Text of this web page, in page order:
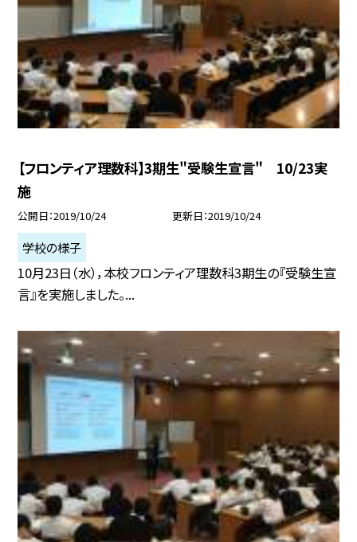
【フロンティア理数科】3期生"受験生宣言" 10/23実
施
公開日 2019/10/24 更新日 2019/10/24
学校の様子
10月23日（水），本校フロンティア理数科3期生の『受験生宣
言』を実施しました。...